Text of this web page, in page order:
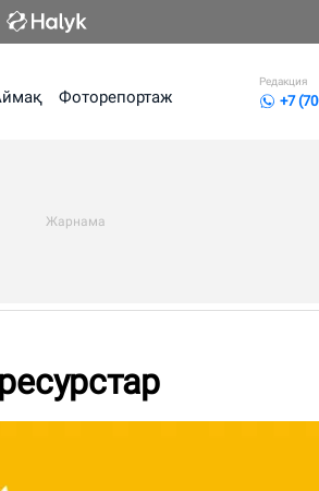
Фоторепортаж
Редакция
+7